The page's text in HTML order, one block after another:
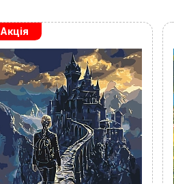
Акція